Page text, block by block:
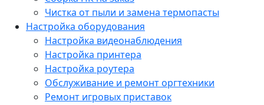
Чистка от пыли и замена термопасты
Настройка оборудования
Настройка видеонаблюдения
Настройка принтера
Настройка роутера
Обслуживание и ремонт оргтехники
Ремонт игровых приставок